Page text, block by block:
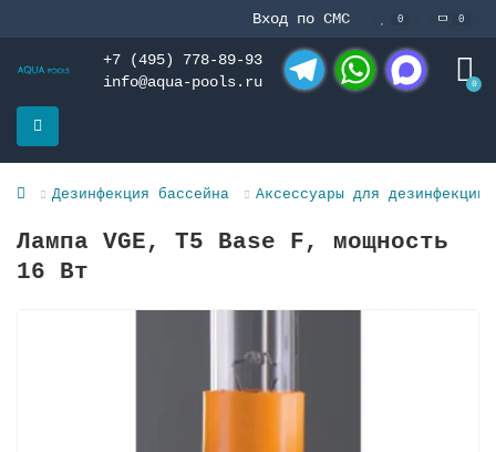
Вход по СМС 0 0
+7 (495) 778-89-93
info@aqua-pools.ru
0
Дезинфекция бассейна Аксессуары для дезинфекции
Лампа VGE, T5 Base F, мощность
16 Вт